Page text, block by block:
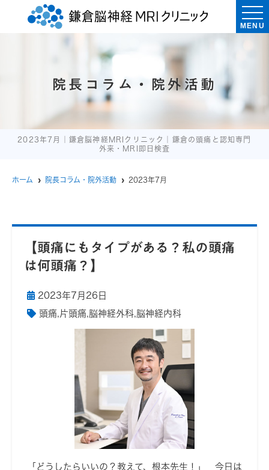
MENU
院長コラム・院外活動
2023年7月｜鎌倉脳神経MRIクリニック｜鎌倉の頭痛と認知専門
外来・MRI即日検査
ホーム 院長コラム・院外活動 2023年7月
【頭痛にもタイプがある？私の頭痛
は何頭痛？】
2023年7月26日
頭痛, 片頭痛,脳神経外科,脳神経内科
「どうしたらいいの？教えて、根本先生！」 今日は